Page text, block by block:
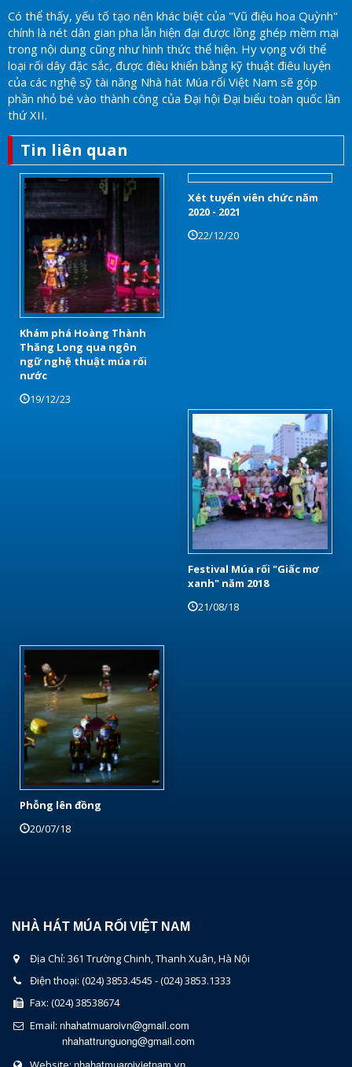
Có thể thấy, yếu tố tạo nên khác biệt của "Vũ điệu hoa Quỳnh"
chính là nét dân gian pha lẫn hiện đại được lồng ghép mềm mại
trong nội dung cũng như hình thức thể hiện. Hy vọng với thể
loại rối dây đặc sắc, được điều khiển bằng kỹ thuật điêu luyện
của các nghệ sỹ tài năng Nhà hát Múa rối Việt Nam sẽ góp
phần nhỏ bé vào thành công của Đại hội Đại biểu toàn quốc lần
thứ XII.
Tin liên quan
Khám phá Hoàng Thành
Thăng Long qua ngôn
ngữ nghệ thuật múa rối
nước
19/12/23
Xét tuyển viên chức năm
2020 - 2021
22/12/20
Festival Múa rối "Giấc mơ
xanh" năm 2018
21/08/18
Phỗng lên đồng
20/07/18
NHÀ HÁT MÚA RỐI VIỆT NAM
Địa Chỉ: 361 Trường Chinh, Thanh Xuân, Hà Nội
Điện thoại: (024) 3853.4545 - (024) 3853.1333
Fax: (024) 38538674
Email: nhahatmuaroivn@gmail.com
nhahattrunguong@gmail.com